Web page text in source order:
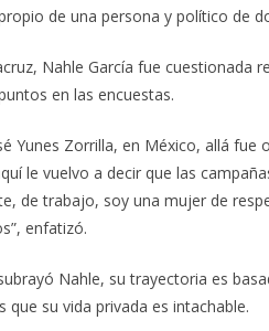
de una persona y político de
Nahle García fue cuestionada
en las encuestas.
Yunes Zorrilla, en México, allá
le vuelvo a decir que las
de trabajo, soy una mujer de
enfatizó.
Nahle, su trayectoria es
su vida privada es intachable.